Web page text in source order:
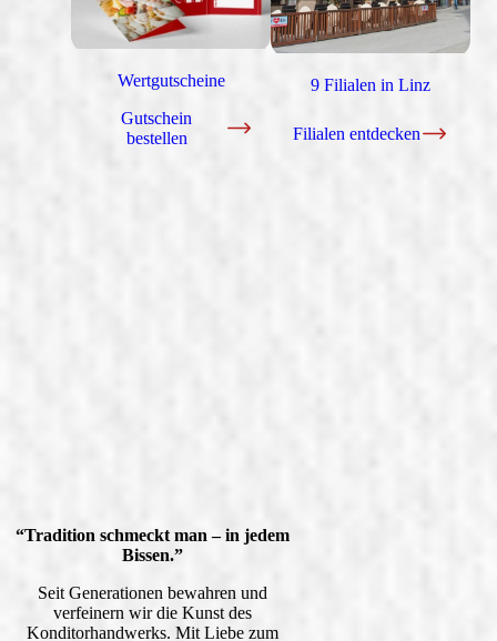
Wertgutscheine
Gutschein
bestellen
9 Filialen in Linz
Filialen entdecken
“Tradition schmeckt man – in jedem
Bissen.”
Seit Generationen bewahren und
verfeinern wir die Kunst des
Konditorhandwerks. Mit Liebe zum